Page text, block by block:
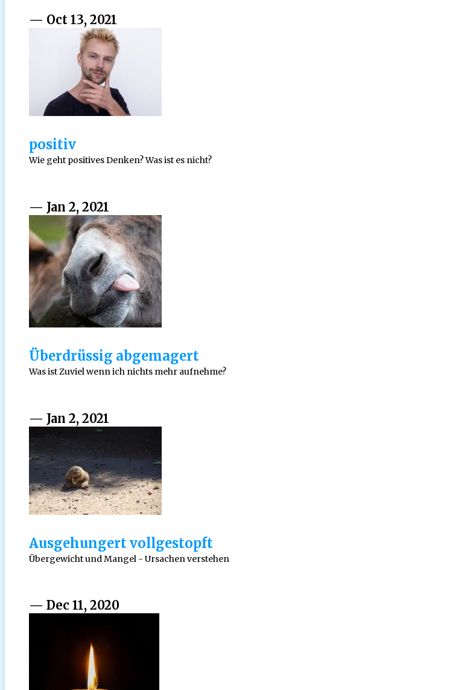
— Oct 13, 2021
positiv
Wie geht positives Denken? Was ist es nicht?
— Jan 2, 2021
Überdrüssig abgemagert
Was ist Zuviel wenn ich nichts mehr aufnehme?
— Jan 2, 2021
Ausgehungert vollgestopft
Übergewicht und Mangel - Ursachen verstehen
— Dec 11, 2020